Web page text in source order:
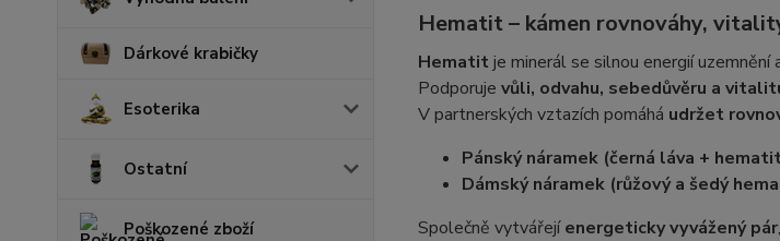
Dárkové krabičky
Esoterika
Ostatní
Poškozené zboží
Hematit – kámen rovnováhy,
Hematit je minerál se silnou energií uzemnění
Podporuje vůli, odvahu, sebedůvěru a
V partnerských vztazích pomáhá udržet
Pánský náramek (černá láva +
Dámský náramek (růžový a šedý
Společně vytvářejíenergeticky vyvážený pár